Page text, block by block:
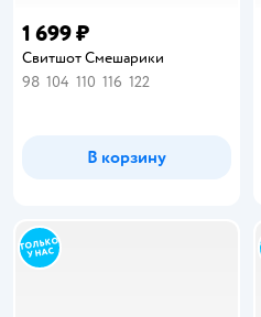
1 699 ₽
Свитшот Смешарики
98 104 110 116 122
В корзину